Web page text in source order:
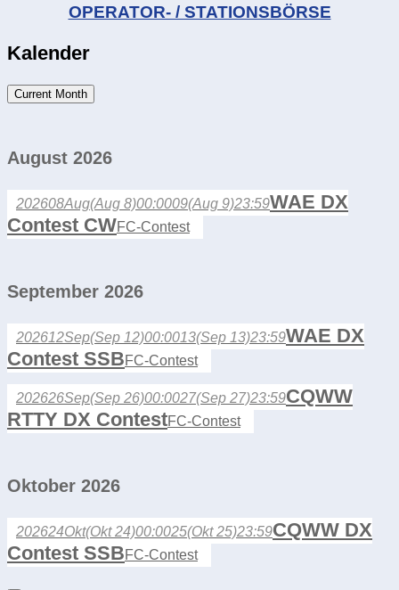
OPERATOR- / STATIONSBÖRSE
Kalender
Current Month
August 2026
202608Aug(Aug 8)00:0009(Aug 9)23:59WAE DX
Contest CWFC-Contest
September 2026
202612Sep(Sep 12)00:0013(Sep 13)23:59WAE DX
Contest SSBFC-Contest
202626Sep(Sep 26)00:0027(Sep 27)23:59CQWW
RTTY DX ContestFC-Contest
Oktober 2026
202624Okt(Okt 24)00:0025(Okt 25)23:59CQWW DX
Contest SSBFC-Contest